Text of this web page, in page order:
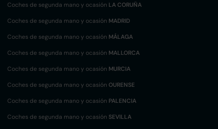
Coches de segunda mano y ocasión LA CORUÑA
Coches de segunda mano y ocasión MADRID
Coches de segunda mano y ocasión MÁLAGA
Coches de segunda mano y ocasión MALLORCA
Coches de segunda mano y ocasión MURCIA
Coches de segunda mano y ocasión OURENSE
Coches de segunda mano y ocasión PALENCIA
Coches de segunda mano y ocasión SEVILLA